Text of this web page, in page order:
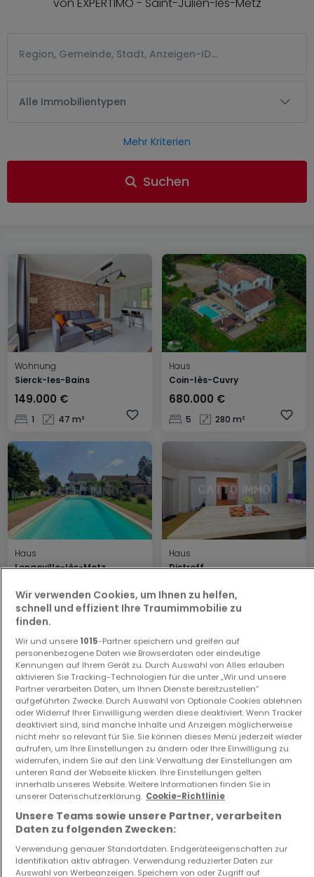
Alle Immobilientypen
Mehr Kriterien
Suchen
Wohnung
Sierck-les-Bains
149.000 €
1 47 m²
Haus
Coin-lès-Cuvry
680.000 €
5 280 m²
Haus
Longeville-lès-Metz
3 150 m²
Haus
Distroff
3 113 m²
Haus
Lecci
5.450.000 €
17 660 m²
Wir verwenden Cookies, um Ihnen zu helfen,
schnell und effizient Ihre Traumimmobilie zu
finden.
Wir und unsere 1015-Partner speichern und greifen auf
personenbezogene Daten wie Browserdaten oder eindeutige
Kennungen auf Ihrem Gerät zu. Durch Auswahl von Alles erlauben
aktivieren Sie Tracking-Technologien für die unter „Wir und unsere
Partner verarbeiten Daten, um Ihnen Dienste bereitzustellen“
aufgeführten Zwecke. Durch Auswahl von Optionale Cookies ablehnen
oder Widerruf Ihrer Einwilligung werden diese deaktiviert. Wenn Tracker
deaktiviert sind, sind manche Inhalte und Anzeigen möglicherweise
nicht mehr so relevant für Sie. Sie können dieses Menü jederzeit wieder
aufrufen, um Ihre Einstellungen zu ändern oder Ihre Einwilligung zu
widerrufen, indem Sie auf den Link Verwaltung der Einstellungen am
unteren Rand der Webseite klicken. Ihre Einstellungen gelten
innerhalb unseres Website. Weitere Informationen finden Sie in
unserer Datenschutzerklärung. Cookie-Richtlinie
Unsere Teams sowie unsere Partner, verarbeiten
Daten zu folgenden Zwecken:
Verwendung genauer Standortdaten. Endgeräteeigenschaften zur
Identifikation aktiv abfragen. Verwendung reduzierter Daten zur
Auswahl von Werbeanzeigen. Speichern von oder Zugriff auf